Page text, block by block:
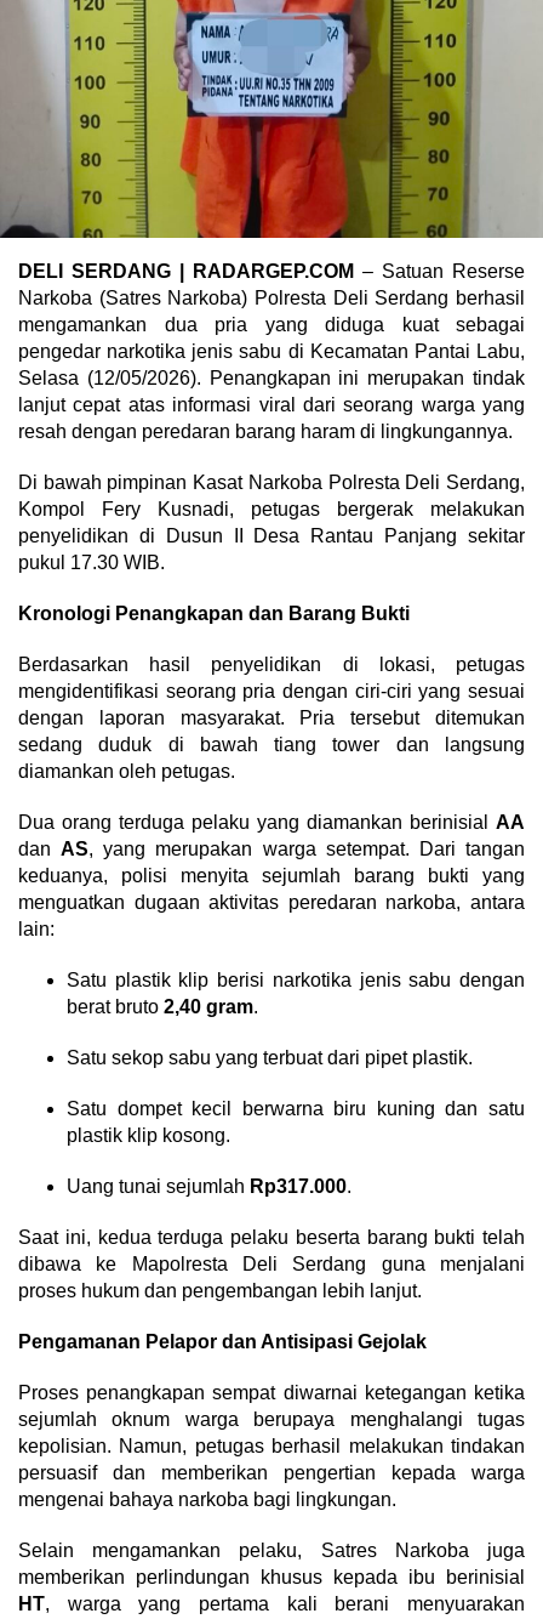
DELI SERDANG | RADARGEP.COM – Satuan Reserse
Narkoba (Satres Narkoba) Polresta Deli Serdang berhasil
mengamankan dua pria yang diduga kuat sebagai
pengedar narkotika jenis sabu di Kecamatan Pantai Labu,
Selasa (12/05/2026). Penangkapan ini merupakan tindak
lanjut cepat atas informasi viral dari seorang warga yang
resah dengan peredaran barang haram di lingkungannya.
Di bawah pimpinan Kasat Narkoba Polresta Deli Serdang,
Kompol Fery Kusnadi, petugas bergerak melakukan
penyelidikan di Dusun II Desa Rantau Panjang sekitar
pukul 17.30 WIB.
Kronologi Penangkapan dan Barang Bukti
Berdasarkan hasil penyelidikan di lokasi, petugas
mengidentifikasi seorang pria dengan ciri-ciri yang sesuai
dengan laporan masyarakat. Pria tersebut ditemukan
sedang duduk di bawah tiang tower dan langsung
diamankan oleh petugas.
Dua orang terduga pelaku yang diamankan berinisial AA
danAS, yang merupakan warga setempat. Dari tangan
keduanya, polisi menyita sejumlah barang bukti yang
menguatkan dugaan aktivitas peredaran narkoba, antara
lain:
Satu plastik klip berisi narkotika jenis sabu dengan
berat bruto 2,40 gram.
Satu sekop sabu yang terbuat dari pipet plastik.
Satu dompet kecil berwarna biru kuning dan satu
plastik klip kosong.
Uang tunai sejumlah Rp317.000.
Saat ini, kedua terduga pelaku beserta barang bukti telah
dibawa ke Mapolresta Deli Serdang guna menjalani
proses hukum dan pengembangan lebih lanjut.
Pengamanan Pelapor dan Antisipasi Gejolak
Proses penangkapan sempat diwarnai ketegangan ketika
sejumlah oknum warga berupaya menghalangi tugas
kepolisian. Namun, petugas berhasil melakukan tindakan
persuasif dan memberikan pengertian kepada warga
mengenai bahaya narkoba bagi lingkungan.
Selain mengamankan pelaku, Satres Narkoba juga
memberikan perlindungan khusus kepada ibu berinisial
HT, warga yang pertama kali berani menyuarakan